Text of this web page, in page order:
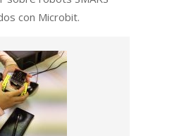
con Microbit.